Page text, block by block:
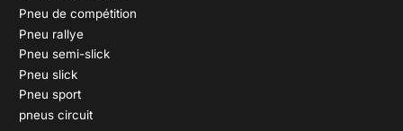
Pneu de compétition
Pneu rallye
Pneu semi-slick
Pneu slick
Pneu sport
pneus circuit